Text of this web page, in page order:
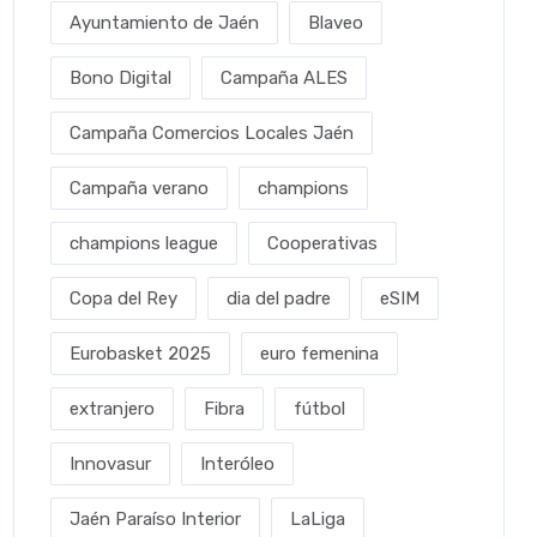
Ayuntamiento de Jaén Blaveo
Bono Digital Campaña ALES
Campaña Comercios Locales Jaén
Campaña verano champions
champions league Cooperativas
Copa del Rey dia del padre eSIM
Eurobasket 2025 euro femenina
extranjero Fibra fútbol
Innovasur Interóleo
Jaén Paraíso Interior LaLiga